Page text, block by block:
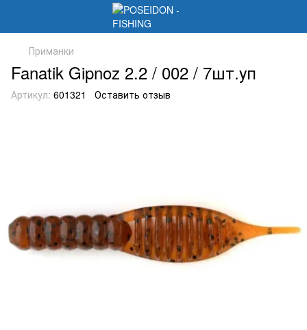
Приманки
Fanatik Gipnoz 2.2 / 002 / 7шт.уп
Артикул: 601321 Оставить отзыв